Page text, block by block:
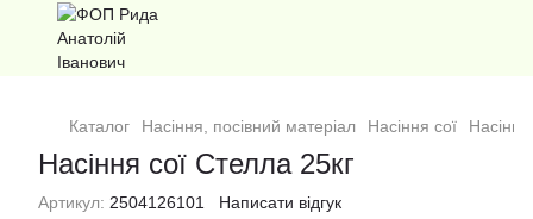
Каталог Насіння, посівний матеріал Насіння сої
Насіння сої Стелла 25кг
Артикул: 2504126101 Написати відгук